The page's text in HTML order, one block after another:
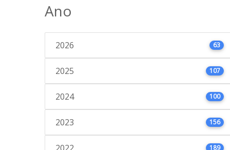
Ano
2026 63
2025 107
2024 100
2023 156
189